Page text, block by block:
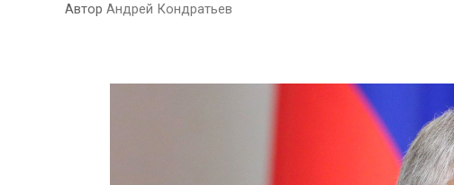
Автор Андрей Кондратьев